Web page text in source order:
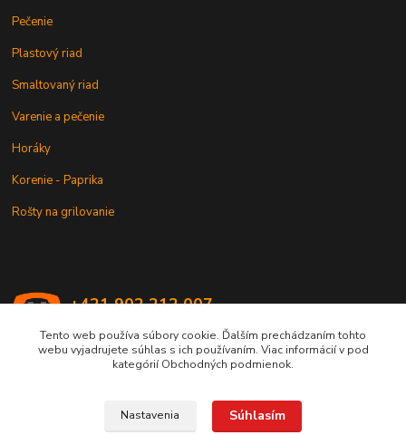
Pečenie
Plastový riad
Smaltovaný riad
Varenie a pečenie
Horáky
Korenie - Paprika
Rošty na grilovanie
+421 902 212 007
Tento web používa súbory cookie. Ďalším prechádzaním tohto
webu vyjadrujete súhlas s ich používaním. Viac informácií v pod
kategórií Obchodných podmienok.
Nastavenia Súhlasím